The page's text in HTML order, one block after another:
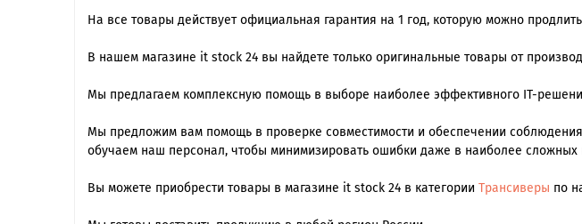
На все товары действует официальная гарантия на 1 год, которую можно
В нашем магазине it stock 24 вы найдете только оригинальные товары от
Мы предлагаем комплексную помощь в выборе наиболее эффективного IT-
Мы предложим вам помощь в проверке совместимости и обеспечении
обучаем наш персонал, чтобы минимизировать ошибки даже в наиболее сложных
Вы можете приобрести товары в магазине it stock 24 в категории Трансиверы по